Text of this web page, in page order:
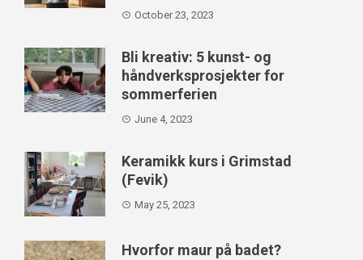
October 23, 2023
Bli kreativ: 5 kunst- og
håndverksprosjekter for
sommerferien
June 4, 2023
Keramikk kurs i Grimstad
(Fevik)
May 25, 2023
Hvorfor maur på badet?